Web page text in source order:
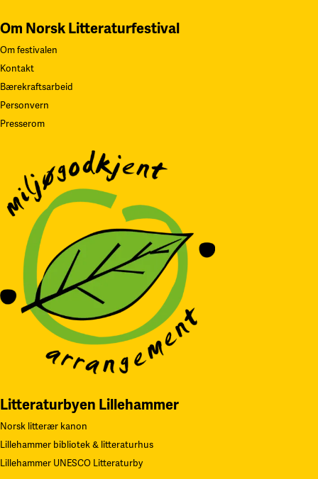
Om Norsk Litteraturfestival
Om festivalen
Kontakt
Bærekraftsarbeid
Personvern
Presserom
Litteraturbyen Lillehammer
Norsk litterær kanon
Lillehammer bibliotek & litteraturhus
Lillehammer UNESCO Litteraturby